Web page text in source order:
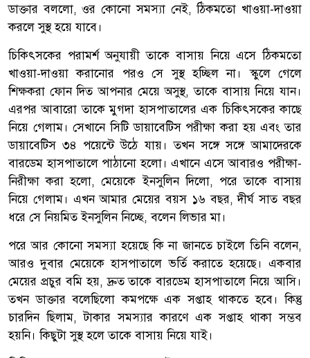
ডাক্তার বললো, ওর কোনো সমস্যা নেই, ঠিকমতো খাওয়া-দাওয়া
করলে সুস্থ হয়ে যাবে।
চিকিৎসকের পরামর্শ অনুযায়ী তাকে বাসায় নিয়ে এসে ঠিকমতো
খাওয়া-দাওয়া করানোর পরও সে সুস্থ হচ্ছিল না। স্কুলে গেলে
শিক্ষকরা ফোন দিত আপনার মেয়ে অসুস্থ, তাকে বাসায় নিয়ে যান।
এরপর আবারো তাকে মুগদা হাসপাতালের এক চিকিৎসকের কাছে
নিয়ে গেলাম। সেখানে সিটি ডায়াবেটিস পরীক্ষা করা হয় এবং তার
ডায়াবেটিস ৩৪ পয়েন্টে উঠে যায়। তখন সঙ্গে সঙ্গে আমাদেরকে
বারডেম হাসপাতালে পাঠানো হলো। এখানে এসে আবারও পরীক্ষা-
নিরীক্ষা করা হলো, মেয়েকে ইনসুলিন দিলো, পরে তাকে বাসায়
নিয়ে গেলাম। এখন আমার মেয়ের বয়স ১৬ বছর, দীর্ঘ সাত বছর
ধরে সে নিয়মিত ইনসুলিন নিচ্ছে, বলেন লিভার মা।
পরে আর কোনো সমস্যা হয়েছে কি না জানতে চাইলে তিনি বলেন,
আরও দুবার মেয়েকে হাসপাতালে ভর্তি করাতে হয়েছে। একবার
মেয়ের প্রচুর বমি হয়, দ্রুত তাকে বারডেম হাসপাতালে নিয়ে আসি।
তখন ডাক্তার বলেছিলো কমপক্ষে এক সপ্তাহ থাকতে হবে। কিন্তু
চারদিন ছিলাম, টাকার সমস্যার কারণে এক সপ্তাহ থাকা সম্ভব
হয়নি। কিছুটা সুস্থ হলে তাকে বাসায় নিয়ে যাই।